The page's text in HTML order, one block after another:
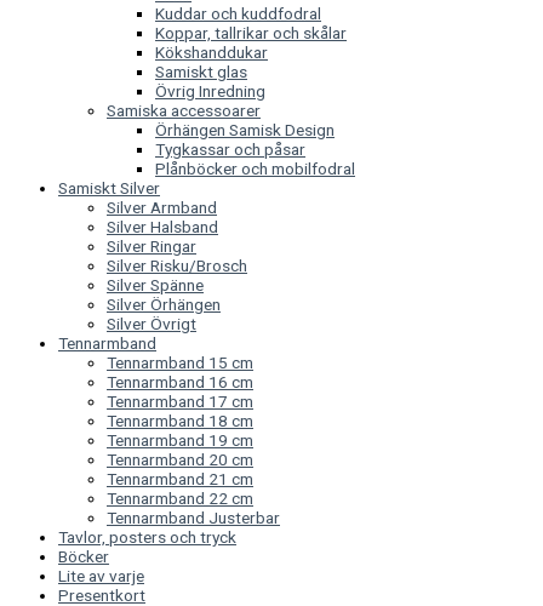
Kuddar och kuddfodral
Koppar, tallrikar och skålar
Kökshanddukar
Samiskt glas
Övrig Inredning
Samiska accessoarer
Örhängen Samisk Design
Tygkassar och påsar
Plånböcker och mobilfodral
Samiskt Silver
Silver Armband
Silver Halsband
Silver Ringar
Silver Risku/Brosch
Silver Spänne
Silver Örhängen
Silver Övrigt
Tennarmband
Tennarmband 15 cm
Tennarmband 16 cm
Tennarmband 17 cm
Tennarmband 18 cm
Tennarmband 19 cm
Tennarmband 20 cm
Tennarmband 21 cm
Tennarmband 22 cm
Tennarmband Justerbar
Tavlor, posters och tryck
Böcker
Lite av varje
Presentkort